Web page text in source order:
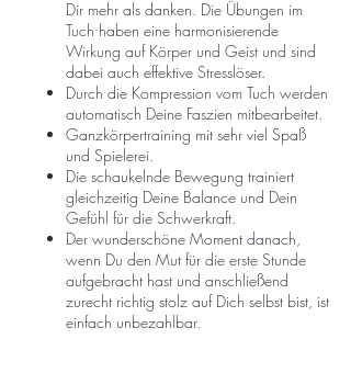
Dir mehr als danken. Die Übungen im
Tuch haben eine harmonisierende
Wirkung auf Körper und Geist und sind
dabei auch effektive Stresslöser.
Durch die Kompression vom Tuch werden
automatisch Deine Faszien mitbearbeitet.
Ganzkörpertraining mit sehr viel Spaß
und Spielerei.
Die schaukelnde Bewegung trainiert
gleichzeitig Deine Balance und Dein
Gefühl für die Schwerkraft.
Der wunderschöne Moment danach,
wenn Du den Mut für die erste Stunde
aufgebracht hast und anschließend
zurecht richtig stolz auf Dich selbst bist, ist
einfach unbezahlbar.